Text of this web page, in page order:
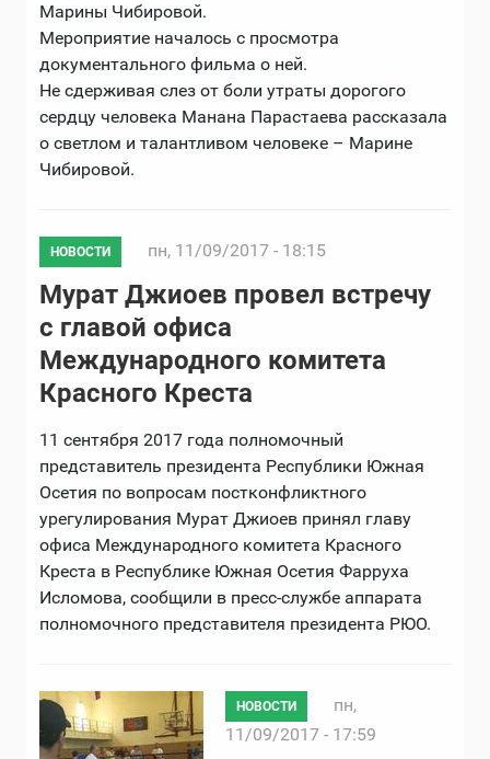
Марины Чибировой.
Мероприятие началось с просмотра
документального фильма о ней.
Не сдерживая слез от боли утраты дорогого
сердцу человека Манана Парастаева рассказала
о светлом и талантливом человеке – Марине
Чибировой.
НОВОСТИ пн, 11/09/2017 - 18:15
Мурат Джиоев провел встречу
с главой офиса
Международного комитета
Красного Креста
11 сентября 2017 года полномочный
представитель президента Республики Южная
Осетия по вопросам постконфликтного
урегулирования Мурат Джиоев принял главу
офиса Международного комитета Красного
Креста в Республике Южная Осетия Фарpуха
Исломова, сообщили в пресс-службе аппарата
полномочного представителя президента РЮО.
НОВОСТИ
пн,
11/09/2017 - 17:59